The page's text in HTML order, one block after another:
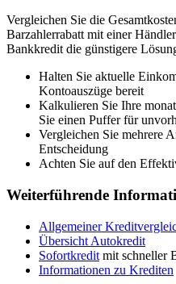
Vergleichen Sie die
Barzahlerrabatt mit einer
Bankkredit die günstigere
Halten Sie aktuelle
Kontoauszüge bereit
Kalkulieren Sie Ihre
Sie einen Puffer für
Vergleichen Sie mehrere
Entscheidung
Achten Sie auf den
Weiterführende
Allgemeiner
Übersicht Autokredit
Sofortkredit mit schneller
Informationen zu Krediten